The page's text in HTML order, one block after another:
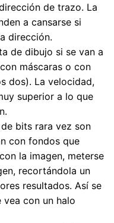
de trazo. La
a cansarse si
dirección.
de dibujo si se van a
máscaras o con
dos). La velocidad,
superior a lo que
bits rara vez son
con fondos que
la imagen, meterse
recortándola un
resultados. Así se
con un halo